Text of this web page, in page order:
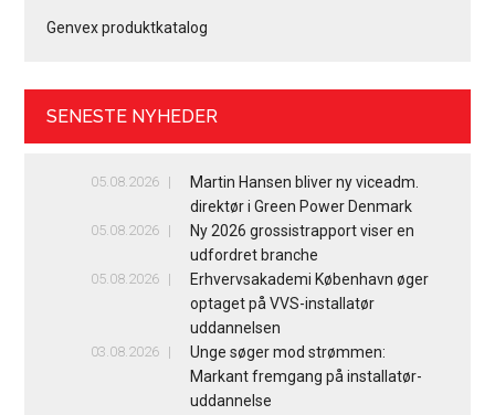
Genvex produktkatalog
SENESTE NYHEDER
05.08.2026
Martin Hansen bliver ny viceadm.
direktør i Green Power Denmark
05.08.2026
Ny 2026 grossistrapport viser en
udfordret branche
05.08.2026
Erhvervsakademi København øger
optaget på VVS-installatør
uddannelsen
03.08.2026
Unge søger mod strømmen:
Markant fremgang på installatør-
uddannelse